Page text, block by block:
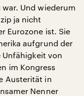
Und wiederum
ja nicht
Eurozone ist. Sie
aufgrund der
von
im Kongress
Austerität in
Nenner